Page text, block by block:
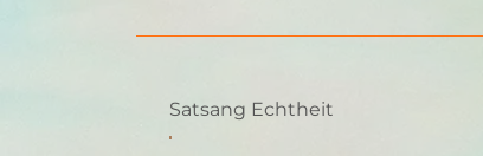
Satsang Echtheit